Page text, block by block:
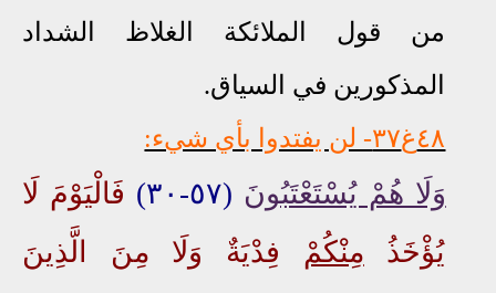
من قول الملائكة الغلاظ الشداد
المذكورين في السياق.
٤٨غ٣٧
- لن يفتدوا بأي شيء:
وَلَا هُمْ يُسْتَعْتَبُونَ (٥٧-٣٠)
فَالْيَوْمَ لَا
يُؤْخَذُ مِنْكُمْ فِدْيَةٌ وَلَا مِنَ الَّذِينَ